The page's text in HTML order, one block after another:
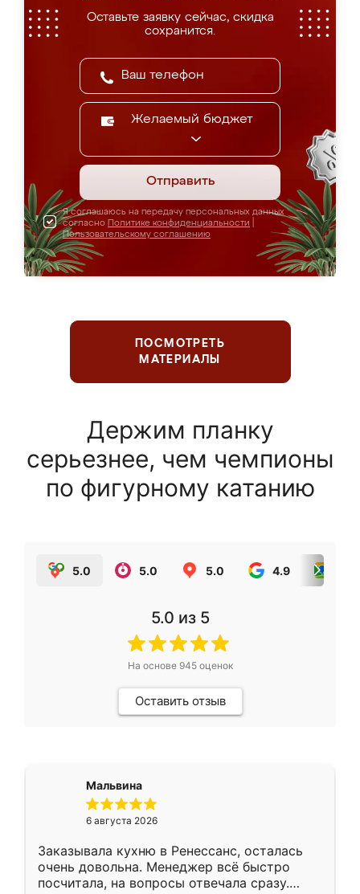
Оставьте заявку сейчас, скидка
сохранится.
Желаемый бюджет
Отправить
Я соглашаюсь на передачу персональных данных
согласно Политике конфиденциальности
Пользовательскому соглашению
ПОСМОТРЕТЬ
МАТЕРИАЛЫ
Держим планку
серьезнее, чем чемпионы
по фигурному катанию
5.0 5.0 5.0 4.9
5.0 из 5
На основе 945оценок
Оставить отзыв
Мальвина
6 августа 2026
Заказывала кухню в Ренессанс, осталась
очень довольна. Менеджер всё быстро
посчитала, на вопросы отвечала сразу.